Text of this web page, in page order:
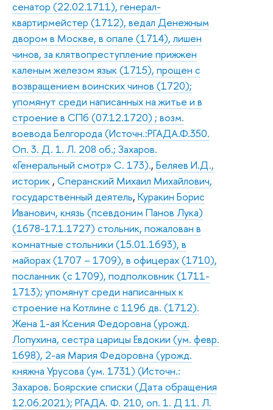
сенатор (22.02.1711), генерал-
квартирмейстер (1712), ведал Денежным
двором в Москве, в опале (1714), лишен
чинов, за клятвопреступление прижжен
каленым железом язык (1715), прощен с
возвращением воинских чинов (1720);
упомянут среди написанных на житье и в
строение в СПб (07.12.1720) ; возм.
воевода Белгорода (Источн.:РГАДА.Ф.350.
Оп. 3. Д. 1. Л. 208 об.; Захаров.
«Генеральный смотр» С. 173)., Беляев И.Д.,
историк , Сперанский Михаил Михайлович,
государственный деятель, Куракин Борис
Иванович, князь (псевдоним Панов Лука)
(1678-17.1.1727) стольник, пожалован в
комнатные стольники (15.01.1693), в
майорах (1707 – 1709), в офицерах (1710),
посланник (с 1709), подполковник (1711-
1713); упомянут среди написанных к
строение на Котлине с 1196 дв. (1712).
Жена 1-ая Ксения Федоровна (урожд.
Лопухина, сестра царицы Евдокии (ум. февр.
1698), 2-ая Мария Федоровна (урожд.
княжна Урусова (ум. 1731) (Источн.:
Захаров. Боярские списки (Дата обращения
12.06.2021); РГАДА. Ф. 210, оп. 1. Д 11. Л.